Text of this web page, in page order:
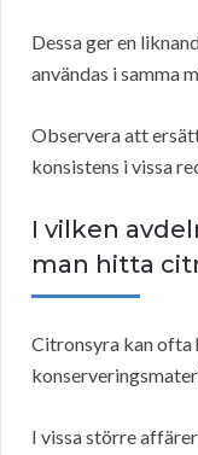
Dessa ger en
användas i samma
Observera att
konsistens i vissa
I vilken
man hitta
Citronsyra kan ofta
I vissa större